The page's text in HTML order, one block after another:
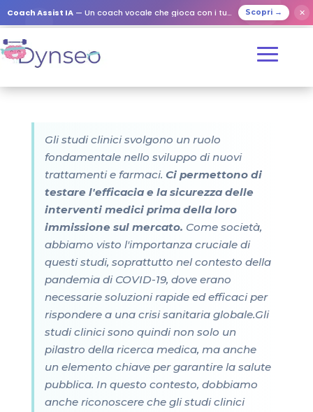
Coach Assist IA — Un coach vocale che gioca con i tuoi cari Scopri → ✕
Gli studi clinici svolgono un ruolo
fondamentale nello sviluppo di nuovi
trattamenti e farmaci. Ci permettono di
testare l'efficacia e la sicurezza delle
interventi medici prima della loro
immissione sul mercato. Come società,
abbiamo visto l'importanza cruciale di
questi studi, soprattutto nel contesto della
pandemia di COVID-19, dove erano
necessarie soluzioni rapide ed efficaci per
rispondere a una crisi sanitaria globale.Gli
studi clinici sono quindi non solo un
pilastro della ricerca medica, ma anche
un elemento chiave per garantire la salute
pubblica. In questo contesto, dobbiamo
anche riconoscere che gli studi clinici